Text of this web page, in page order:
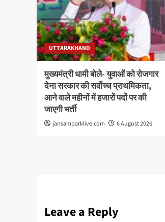
UTTARAKHAND
मुख्यमंत्री धामी बोले- युवाओं को रोजगार
देना सरकार की सर्वोच्च प्राथमिकता,
आने वाले महीनों में हजारों पदों पर की
जाएगी भर्ती
jansamparklive.com 6 August 2026
Leave a Reply